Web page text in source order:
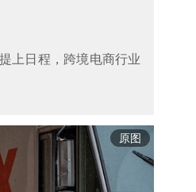
上日程，跨境电商行业
原图